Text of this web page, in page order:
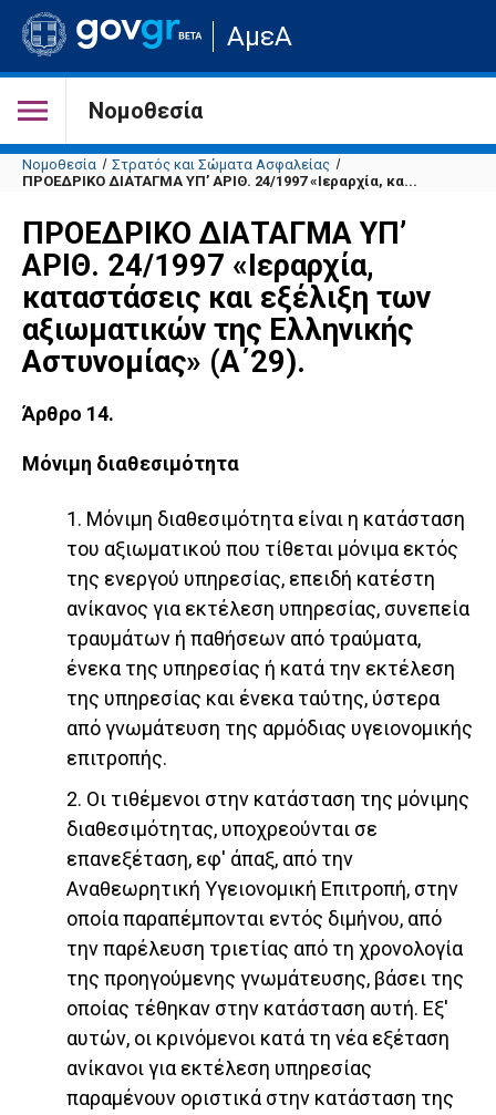
Μετάβαση
στην
σελίδα
του
ΑμεΑ
Νομοθεσία
Νομοθεσία
Στρατός και Σώματα Ασφαλείας
ΠΡΟΕΔΡΙΚΟ ΔΙΑΤΑΓΜΑ ΥΠ’ ΑΡΙΘ. 24/1997 «Ιεραρχία, κα...
ΠΡΟΕΔΡΙΚΟ ΔΙΑΤΑΓΜΑ ΥΠ’
ΑΡΙΘ. 24/1997 «Ιεραρχία,
καταστάσεις και εξέλιξη των
αξιωματικών της Ελληνικής
Αστυνομίας» (Α΄29).
Άρθρο 14.
Μόνιμη διαθεσιμότητα
1. Μόνιμη διαθεσιμότητα είναι η κατάσταση
του αξιωματικού που τίθεται μόνιμα εκτός
της ενεργού υπηρεσίας, επειδή κατέστη
ανίκανος για εκτέλεση υπηρεσίας, συνεπεία
τραυμάτων ή παθήσεων από τραύματα,
ένεκα της υπηρεσίας ή κατά την εκτέλεση
της υπηρεσίας και ένεκα ταύτης, ύστερα
από γνωμάτευση της αρμόδιας υγειονομικής
επιτροπής.
2. Οι τιθέμενοι στην κατάσταση της μόνιμης
διαθεσιμότητας, υποχρεούνται σε
επανεξέταση, εφ' άπαξ, από την
Αναθεωρητική Υγειονομική Επιτροπή, στην
οποία παραπέμπονται εντός διμήνου, από
την παρέλευση τριετίας από τη χρονολογία
της προηγούμενης γνωμάτευσης, βάσει της
οποίας τέθηκαν στην κατάσταση αυτή. Εξ'
αυτών, οι κρινόμενοι κατά τη νέα εξέταση
ανίκανοι για εκτέλεση υπηρεσίας
παραμένουν οριστικά στην κατάσταση της